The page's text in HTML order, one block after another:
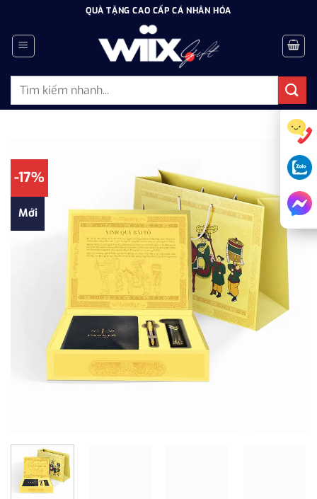
dung
QUÀ TẶNG CAO CẤP CÁ NHÂN HÓA
Tìm
-17%
Mới